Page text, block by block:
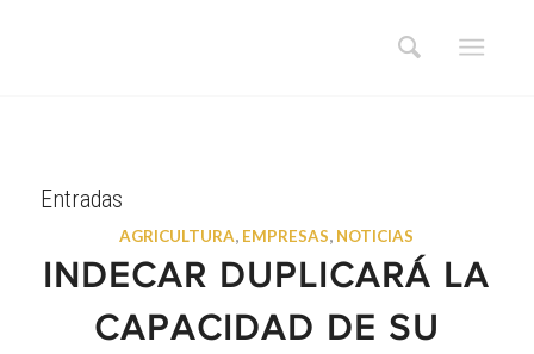
Entradas
AGRICULTURA, EMPRESAS, NOTICIAS
INDECAR DUPLICARÁ LA
CAPACIDAD DE SU